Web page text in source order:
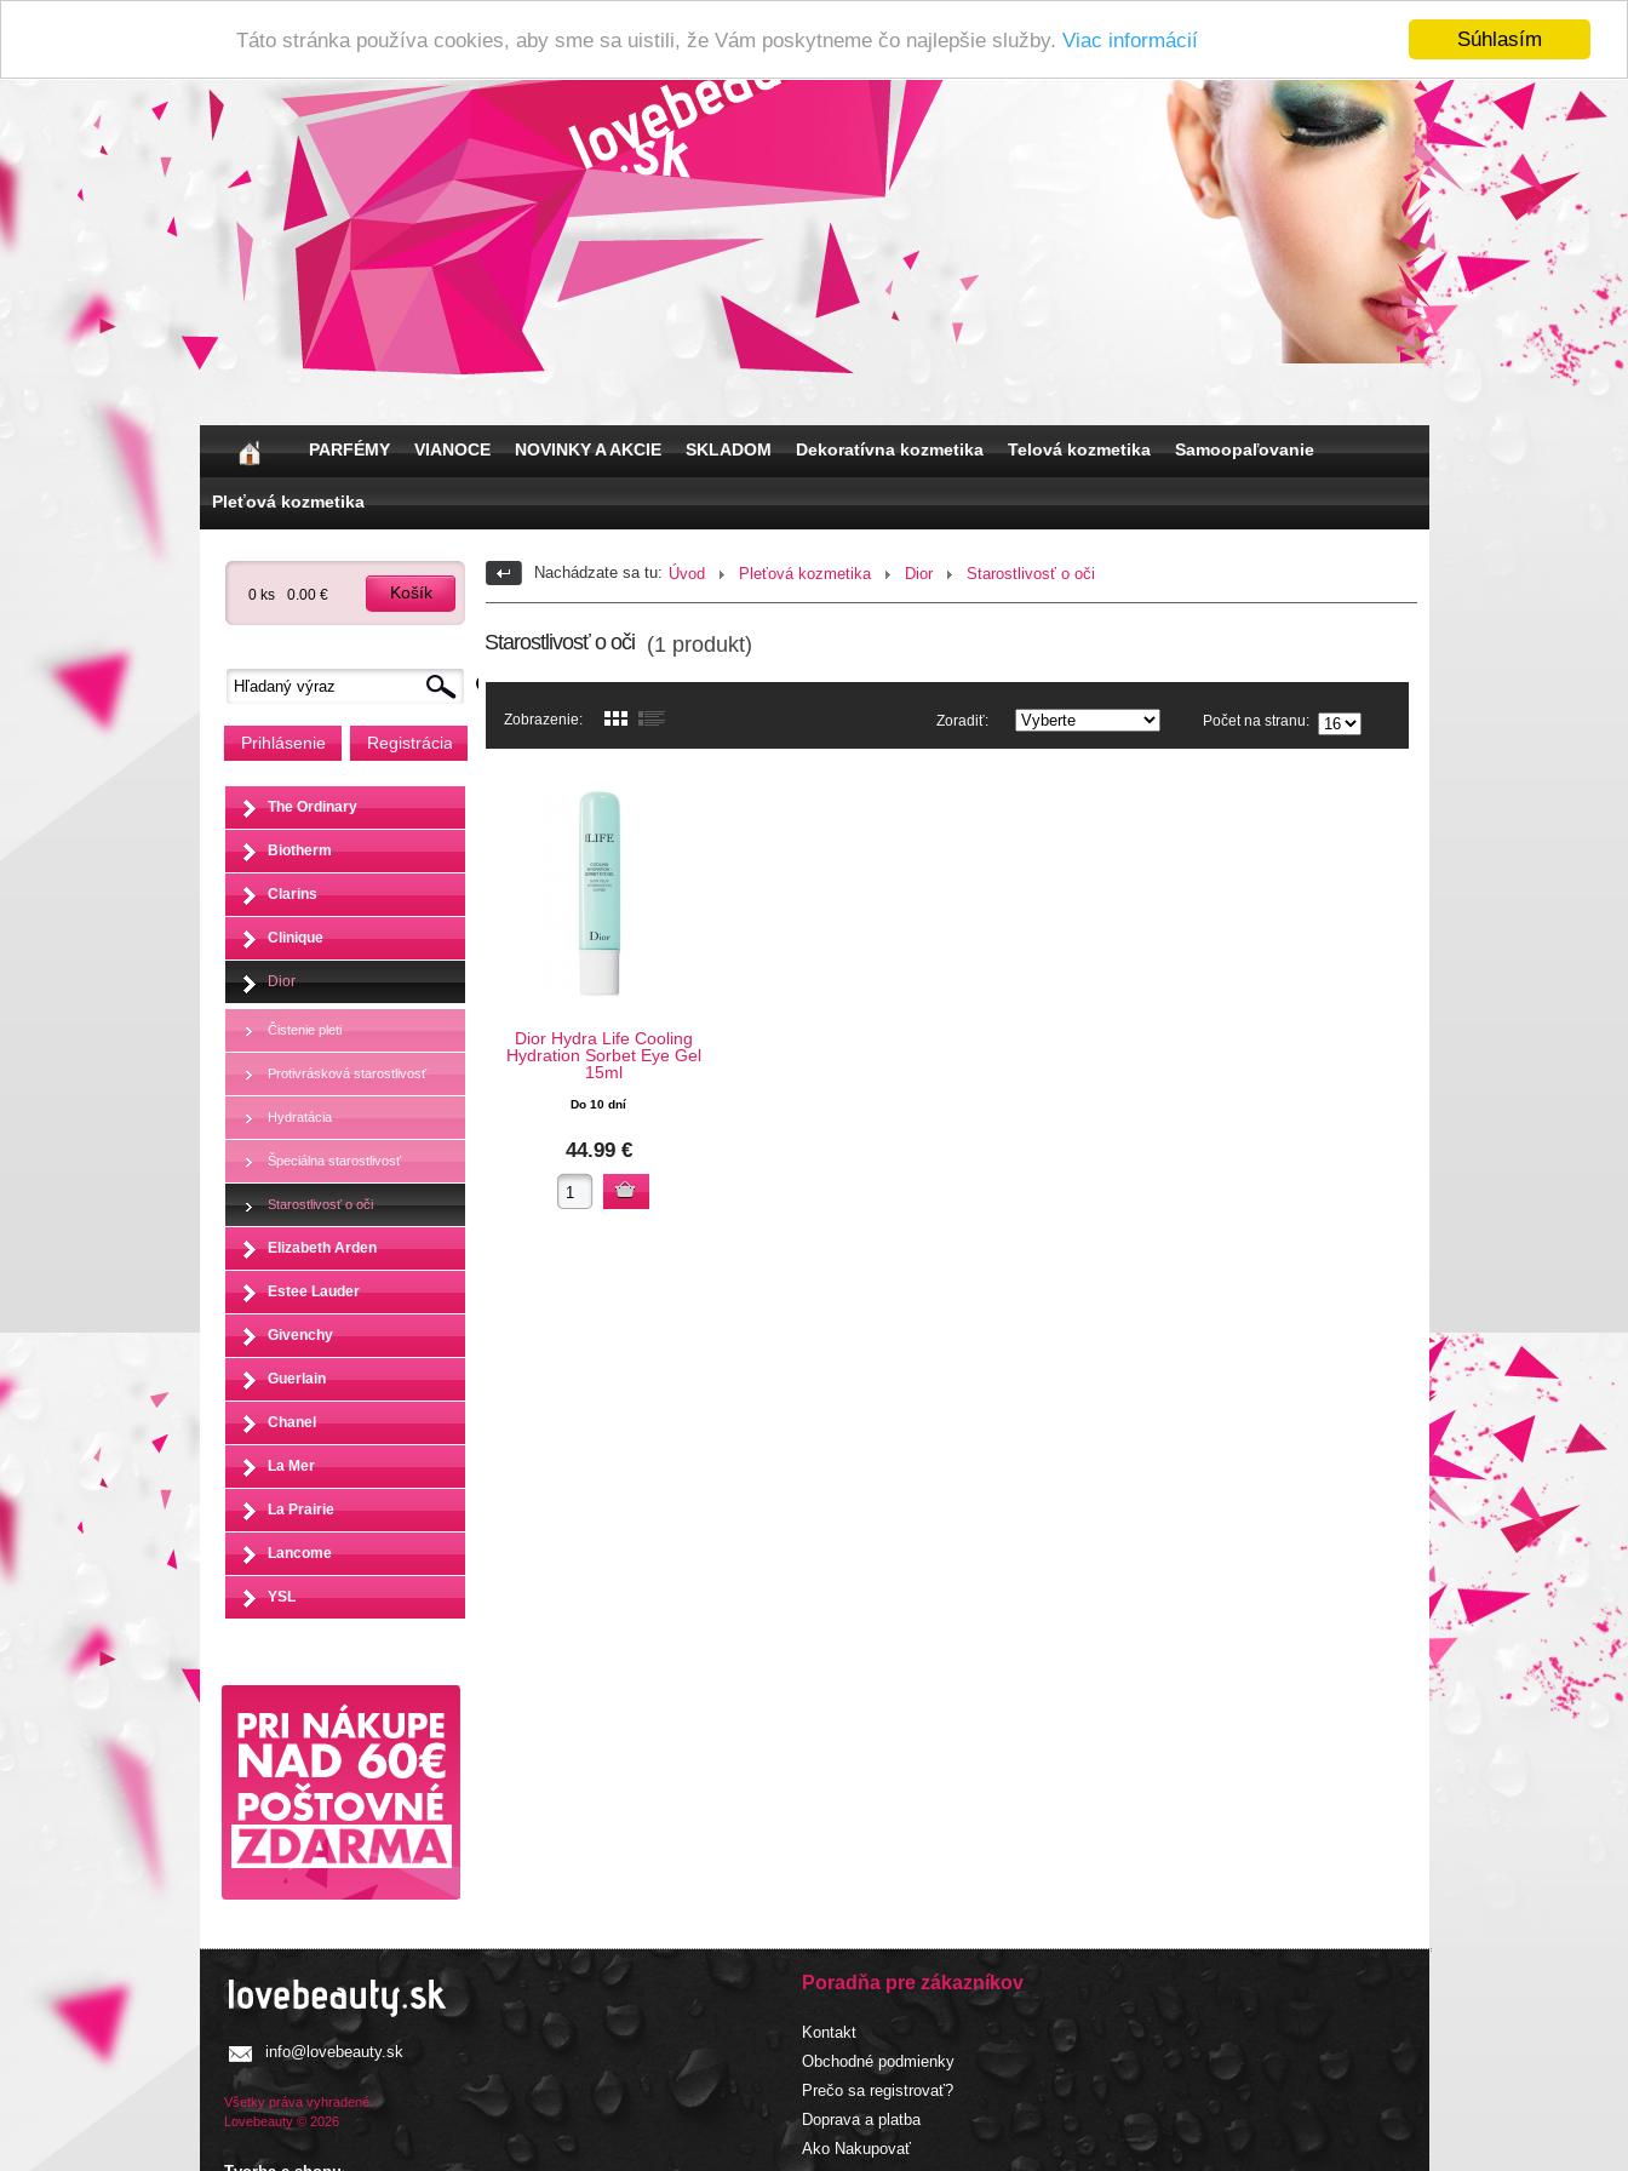
Súhlasím
Táto stránka používa cookies, aby sme sa uistili, že Vám poskytneme čo najlepšie služby. Viac informácií
PARFÉMY VIANOCE NOVINKY A AKCIE SKLADOM Dekoratívna kozmetika Telová kozmetika Samoopaľovanie
Pleťová kozmetika
0 ks 0.00 € Košík
Prihlásenie Registrácia
The Ordinary
Biotherm
Clarins
Clinique
Dior
Čistenie pleti
Protivrásková starostlivosť
Hydratácia
Špeciálna starostlivosť
Starostlivosť o oči
Elizabeth Arden
Estee Lauder
Givenchy
Guerlain
Chanel
La Mer
La Prairie
Lancome
YSL
Nachádzate sa tu: Úvod Pleťová kozmetika Dior Starostlivosť o oči
Starostlivosť o oči(1 produkt)
Zobrazenie: Zoradiť: Počet na stranu:
Dior Hydra Life Cooling
Hydration Sorbet Eye Gel
15ml
Do 10 dní
44.99 €
info@lovebeauty.sk
Všetky práva vyhradené.
Lovebeauty © 2026
Poradňa pre zákazníkov
Kontakt
Obchodné podmienky
Prečo sa registrovať?
Doprava a platba
Ako Nakupovať